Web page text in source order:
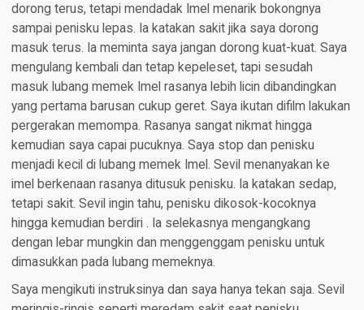
dorong terus, tetapi mendadak Imel menarik bokongnya
sampai penisku lepas. Ia katakan sakit jika saya dorong
masuk terus. Ia meminta saya jangan dorong kuat-kuat. Saya
mengulang kembali dan tetap kepeleset, tapi sesudah
masuk lubang memek Imel rasanya lebih licin dibandingkan
yang pertama barusan cukup geret. Saya ikutan difilm lakukan
pergerakan memompa. Rasanya sangat nikmat hingga
kemudian saya capai pucuknya. Saya stop dan penisku
menjadi kecil di lubang memek Imel. Sevil menanyakan ke
imel berkenaan rasanya ditusuk penisku. Ia katakan sedap,
tetapi sakit. Sevil ingin tahu, penisku dikosok-kocoknya
hingga kemudian berdiri . Ia selekasnya mengangkang
dengan lebar mungkin dan menggenggam penisku untuk
dimasukkan pada lubang memeknya.
Saya mengikuti instruksinya dan saya hanya tekan saja. Sevil